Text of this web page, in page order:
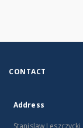
CONTACT
Address
Stanislaw